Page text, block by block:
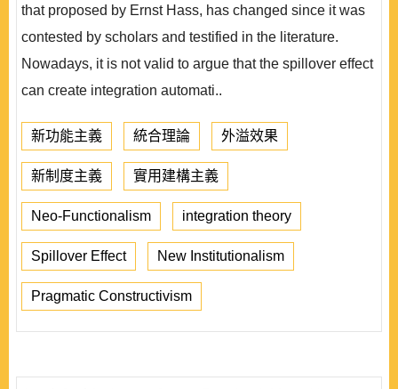
that proposed by Ernst Hass, has changed since it was
contested by scholars and testified in the literature.
Nowadays, it is not valid to argue that the spillover effect
can create integration automati..
新功能主義 統合理論 外溢效果
新制度主義 實用建構主義
Neo-Functionalism integration theory
Spillover Effect New Institutionalism
Pragmatic Constructivism